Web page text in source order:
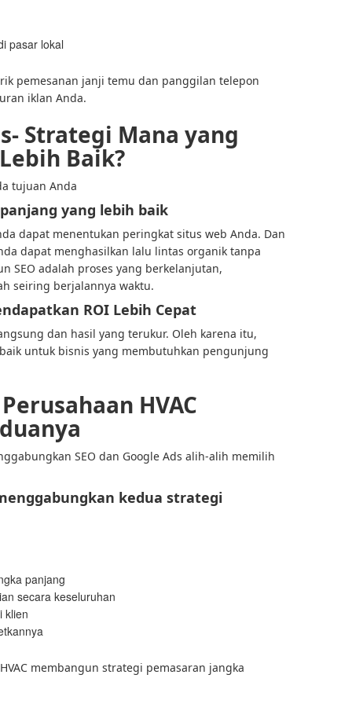
pasar lokal
pemesanan janji temu dan panggilan telepon
iklan Anda.
Strategi Mana yang
Baik?
tujuan Anda
yang lebih baik
dapat menentukan peringkat situs web Anda. Dan
dapat menghasilkan lalu lintas organik tanpa
SEO adalah proses yang berkelanjutan,
seiring berjalannya waktu.
ROI Lebih Cepat
dan hasil yang terukur. Oleh karena itu,
untuk bisnis yang membutuhkan pengunjung
HVAC
SEO dan Google Ads alih-alih memilih
kedua strategi
panjang
secara keseluruhan
klien
membangun strategi pemasaran jangka